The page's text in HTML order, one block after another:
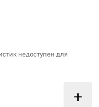
недоступен для
+